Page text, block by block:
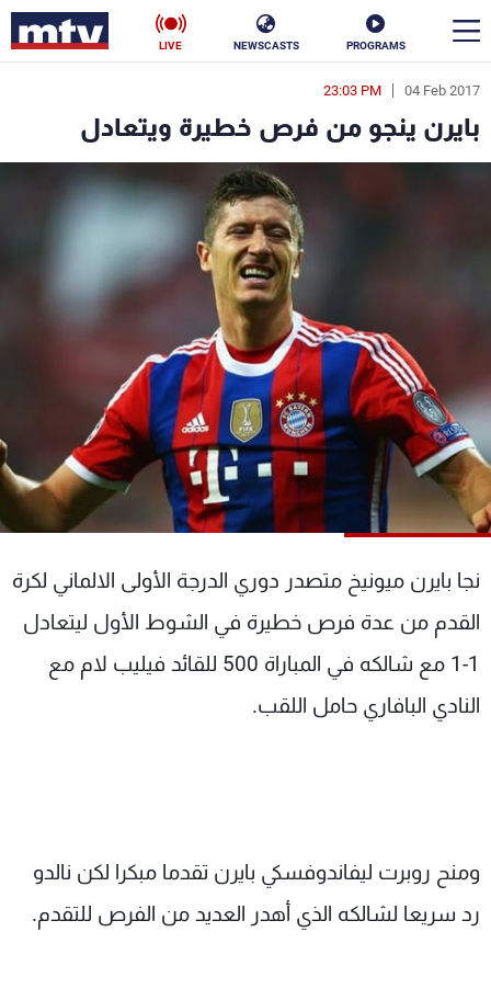
PROGRAMS
NEWSCASTS
LIVE
04 Feb 2017
23:03 PM
بايرن ينجو من فرص خطيرة ويتعادل
نجا بايرن ميونيخ متصدر دوري الدرجة الأولى الالماني لكرة
القدم من عدة فرص خطيرة في الشوط الأول ليتعادل
1-1 مع شالكه في المباراة 500 للقائد فيليب لام مع
النادي البافاري حامل اللقب.
ومنح روبرت ليفاندوفسكي بايرن تقدما مبكرا لكن نالدو
رد سريعا لشالكه الذي أهدر العديد من الفرص للتقدم.
en
الأخبار
ناس
فن
رياضة
كأس العالم
البرامج
جدول البرامج
شاهد البرامج
عن MTV
لاعلاناتكم
وظائف
تواصل معنا
شروط الإسـتخدام